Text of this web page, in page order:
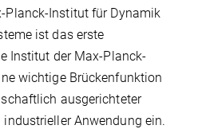
Planck-Institut für Dynamik
ist das erste
Institut der Max-Planck-
wichtige Brückenfunktion
ausgerichteter
Anwendung ein.